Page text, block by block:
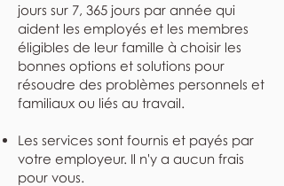
jours sur 7, 365 jours par année qui
aident les employés et les membres
éligibles de leur famille à choisir les
bonnes options et solutions pour
résoudre des problèmes personnels et
familiaux ou liés au travail.
Les services sont fournis et payés par
votre employeur. Il n'y a aucun frais
pour vous.